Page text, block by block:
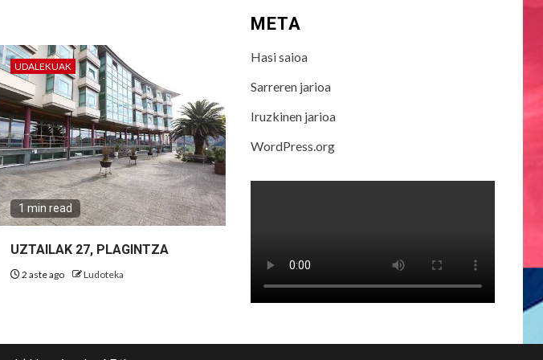
UDALEKUAK
1 min read
UZTAILAK 27, PLAGINTZA
2 aste ago Ludoteka
META
Hasi saioa
Sarreren jarioa
Iruzkinen jarioa
WordPress.org